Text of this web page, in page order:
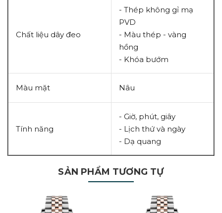
Chất liệu dây đeo
- Thép không gỉ mạ
PVD
- Màu thép - vàng
hồng
- Khóa bướm
Màu mặt Nâu
Tính năng
- Giờ, phút, giây
- Lịch thứ và ngày
- Dạ quang
SẢN PHẨM TƯƠNG TỰ